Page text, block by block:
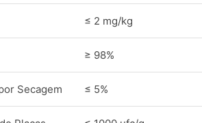
≤ 2 mg/kg
≥ 98%
Secagem ≤ 5%